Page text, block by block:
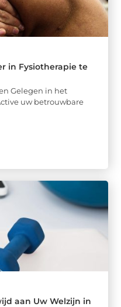
in Fysiotherapie te
Gelegen in het
uw betrouwbare
aan Uw Welzijn in